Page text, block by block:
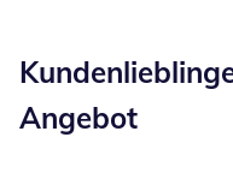
Angebot